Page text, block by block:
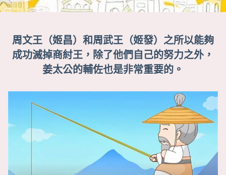
周文王（姬昌）和周武王（姬發）之所以能夠
成功滅掉商紂王，除了他們自己的努力之外，
姜太公的輔佐也是非常重要的。